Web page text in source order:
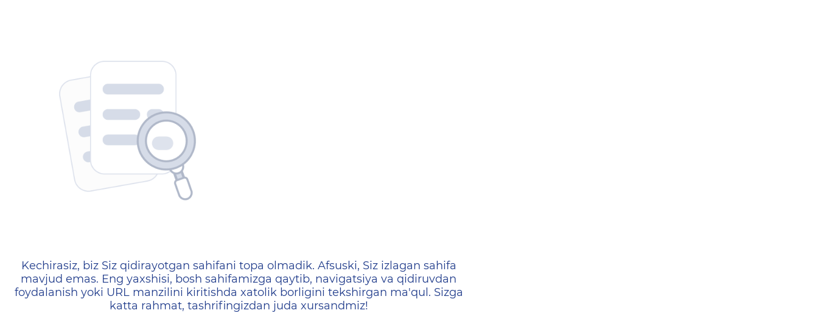
404 — Страница не найдена
Kechirasiz, biz Siz qidirayotgan sahifani topa olmadik. Afsuski, Siz izlagan sahifa
mavjud emas. Eng yaxshisi, bosh sahifamizga qaytib, navigatsiya va qidiruvdan
foydalanish yoki URL manzilini kiritishda xatolik borligini tekshirgan ma'qul. Sizga
katta rahmat, tashrifingizdan juda xursandmiz!